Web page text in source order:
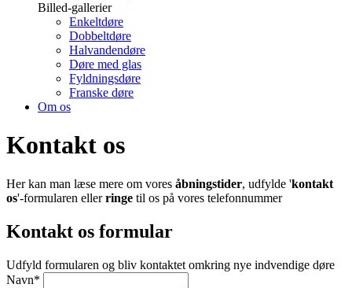
Billed-gallerier
Enkeltdøre
Dobbeltdøre
Halvandendøre
Døre med glas
Fyldningsdøre
Franske døre
Om os
Kontakt os
Her kan man læse mere om vores åbningstider, udfylde 'kontakt
os'-formularen ellerringe til os på vores telefonnummer
Kontakt os formular
Udfyld formularen og bliv kontaktet omkring nye indvendige døre
Navn*